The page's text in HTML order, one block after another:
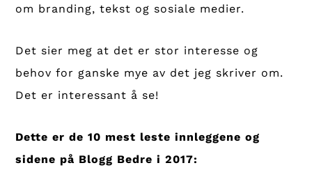
om branding, tekst og sosiale medier.
Det sier meg at det er stor interesse og
behov for ganske mye av det jeg skriver om.
Det er interessant å se!
Dette er de 10 mest leste innleggene og
sidene på Blogg Bedre i 2017: